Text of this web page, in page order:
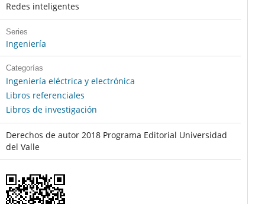
Redes inteligentes
Series
Ingeniería
Categorías
Ingeniería eléctrica y electrónica
Libros referenciales
Libros de investigación
Derechos de autor 2018 Programa Editorial Universidad
del Valle